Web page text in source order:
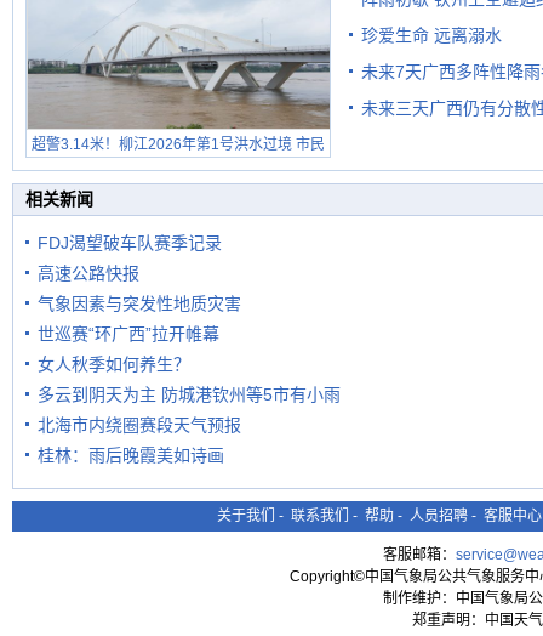
超警3.14米！柳江2026年第1号洪水过境 市民
在堤岸见证汛况
珍爱生命 远离溺水
未来7天广西多阵性降
未来三天广西仍有分散
相关新闻
FDJ渴望破车队赛季记录
高速公路快报
气象因素与突发性地质灾害
世巡赛“环广西”拉开帷幕
女人秋季如何养生？
多云到阴天为主 防城港钦州等5市有小雨
北海市内绕圈赛段天气预报
桂林：雨后晚霞美如诗画
关于我们 - 联系我们 - 帮助 - 人员招聘 - 客服中心
客服邮箱：
Copyright©中国气象局公共气象服务
制作维护：中国气象局
郑重声明：中国天